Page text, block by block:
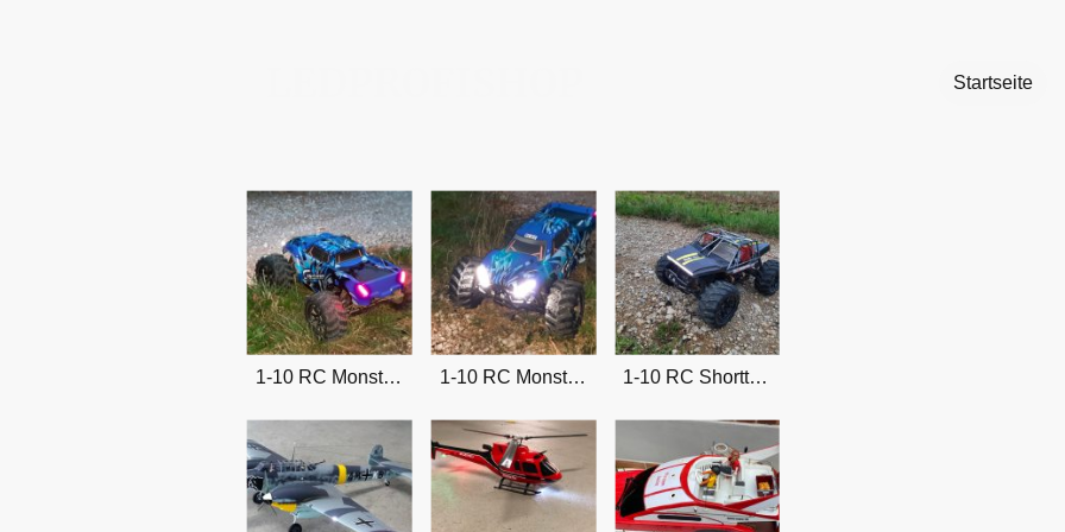
Startseite
1-10 RC Monstertruck mit Lichtband 1-10 RC Monstertruck mit LED Lichtband 1-10 RC Shorttruck mit LED Lichtband